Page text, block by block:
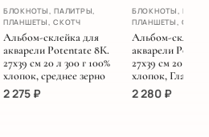
БЛОКНОТЫ, ПАЛИТРЫ,
ПЛАНШЕТЫ, СКОТЧ
Альбом-склейка для
акварели Potentate 8К.
27х39 см 20 л 300 г 100%
хлопок, среднее зерно
2 275 ₽
БЛОКНОТЫ,
ПЛАНШЕТЫ, СКОТЧ
Альбом-
акварели
27х39 см 20 л 300
хлопок, Гладкая.
2 280 ₽